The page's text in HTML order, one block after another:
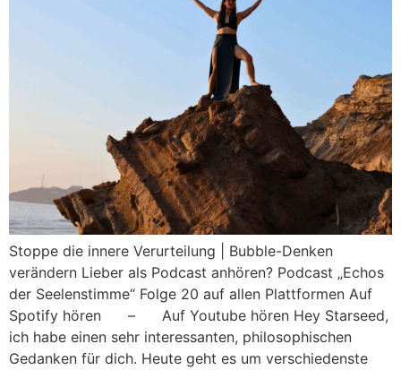
Stoppe die innere Verurteilung | Bubble-Denken
verändern Lieber als Podcast anhören? Podcast „Echos
der Seelenstimme“ Folge 20 auf allen Plattformen Auf
Spotify hören – Auf Youtube hören Hey Starseed,
ich habe einen sehr interessanten, philosophischen
Gedanken für dich. Heute geht es um verschiedenste